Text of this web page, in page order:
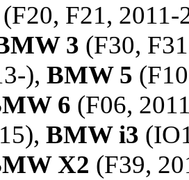
(F20, F21,
3 (F30,
), BMW 5
6 (F06,
BMW i3
X2 (F39,